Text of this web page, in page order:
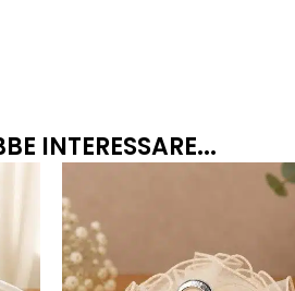
INTERESSARE...